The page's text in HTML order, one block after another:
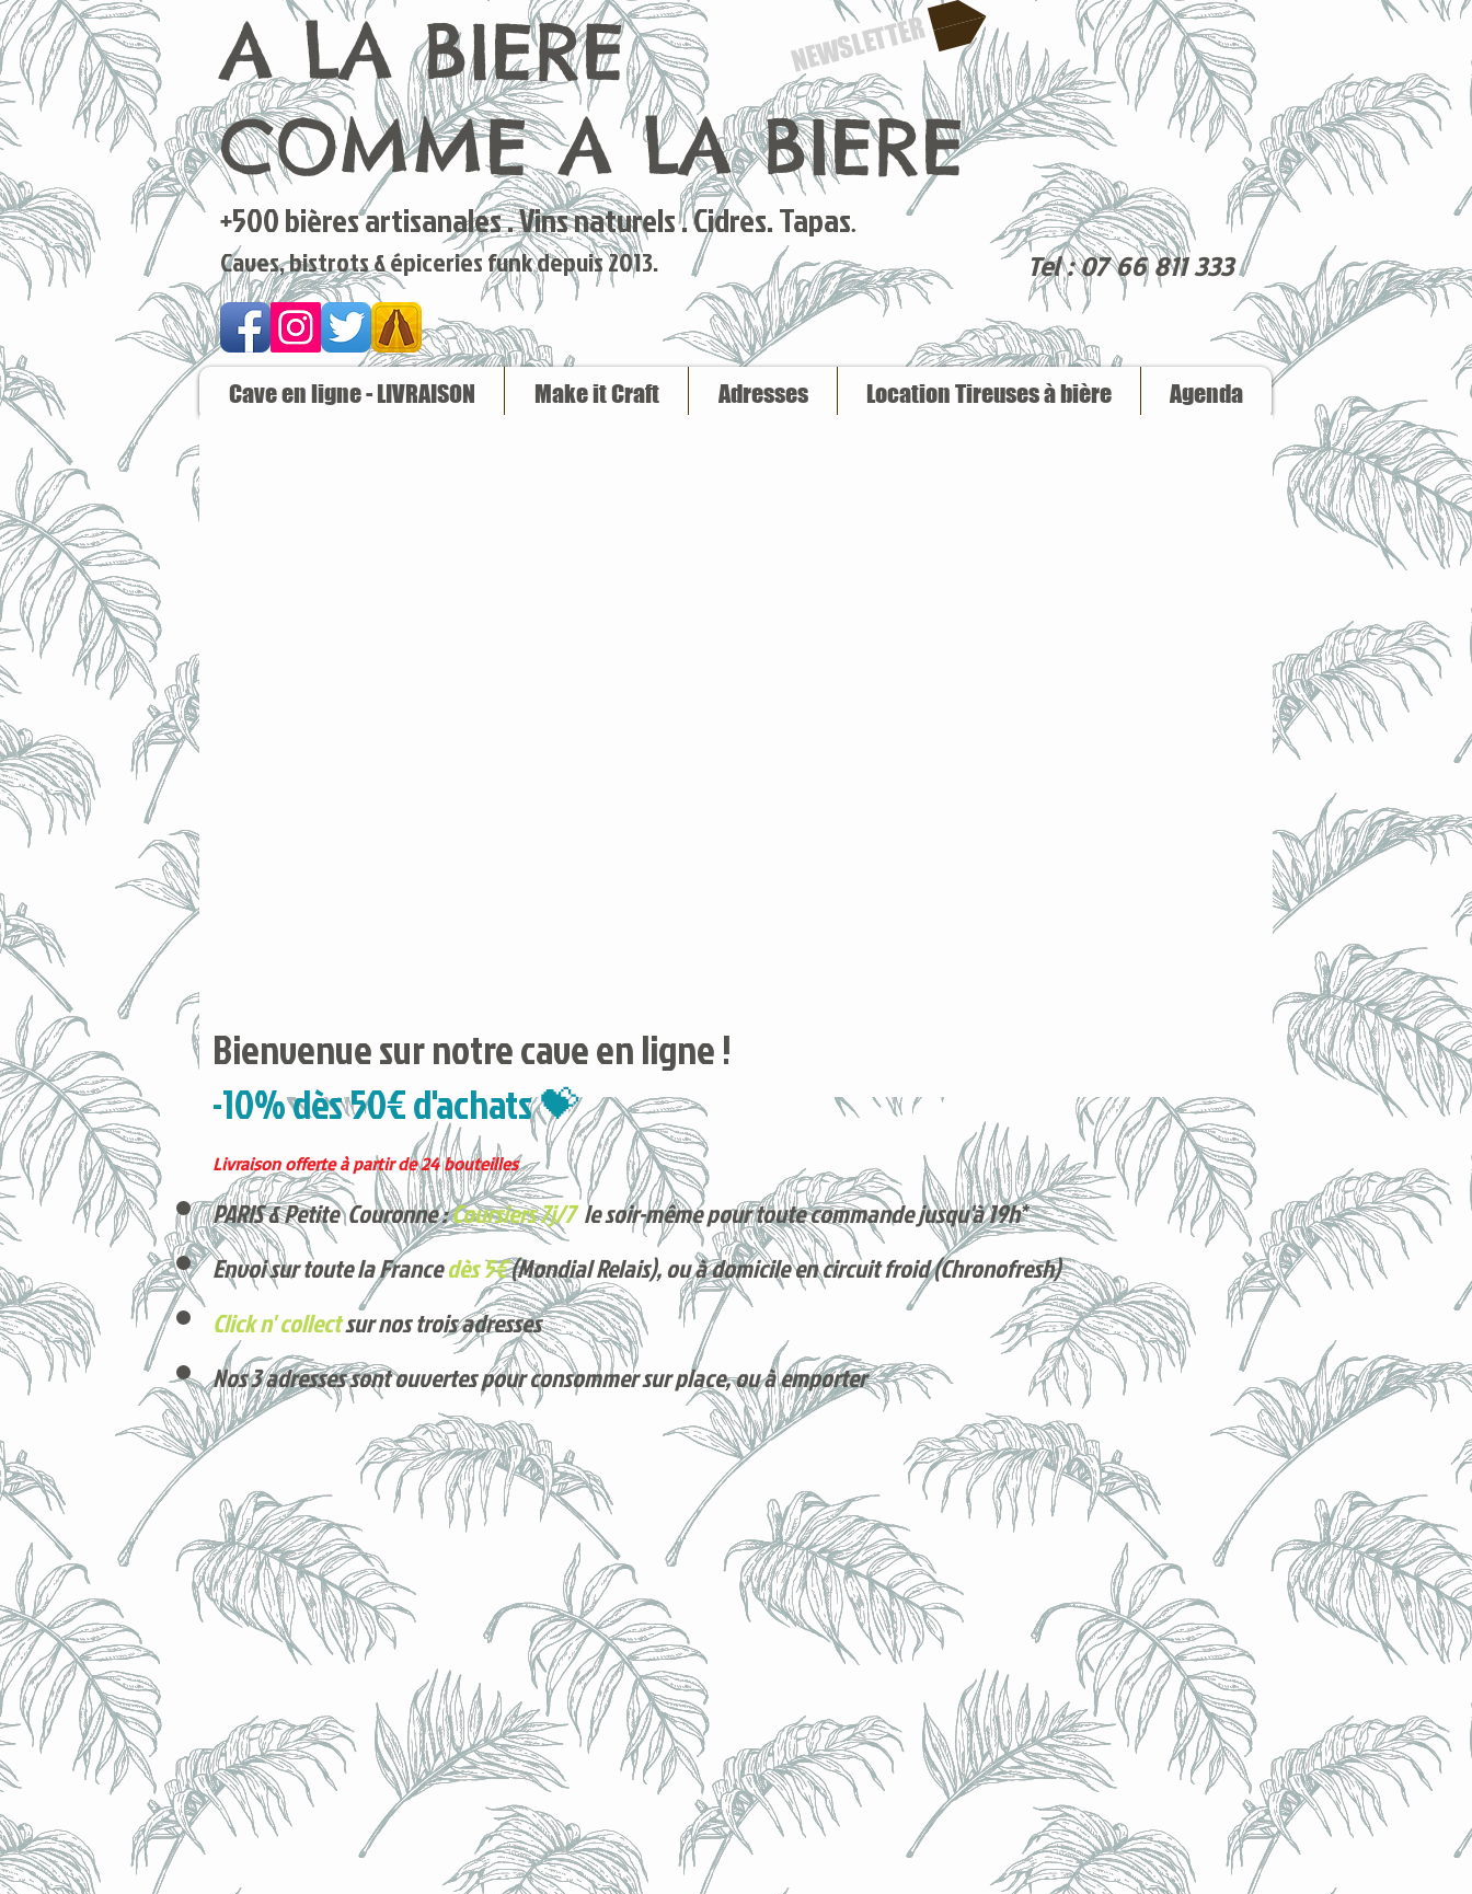
+500 bières artisanales . Vins naturels . Cidres. Tapas.
Caves, bistrots & épiceries funk depuis 2013.
A LA BIERE
COMME A LA BIERE
NEWSLETTER
Tel : 07 66 811 333
Cave en ligne - LIVRAISON Make it Craft Adresses Location Tireuses à bière Agenda
Bienvenue sur notre cave en ligne !
-10% dès 50€ d'achats 💝
Livraison offerte à partir de 24 bouteilles
PARIS & Petite Couronne :Coursiers 7j/7le soir-même pour toute commande jusqu'à 19h*
Envoi sur toute la Francedès 5€(Mondial Relais), ou à domicile en circuit froid (Chronofresh)
Click n' collectsur nos trois adresses
Nos 3 adresses sont ouvertes pour consommer sur place, ou à emporter
Voici nos derniers arrivages !
Produits phares